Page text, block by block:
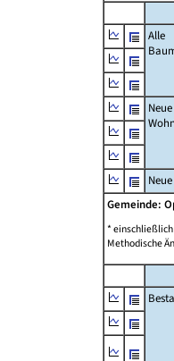
Alle
Neue
Gemeinde:
*
Methodische